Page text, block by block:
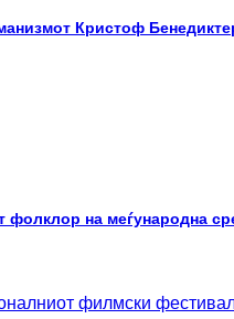
Кристоф
фолклор на меѓународна